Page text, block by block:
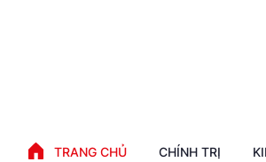
TRANG CHỦ CHÍNH TRỊ